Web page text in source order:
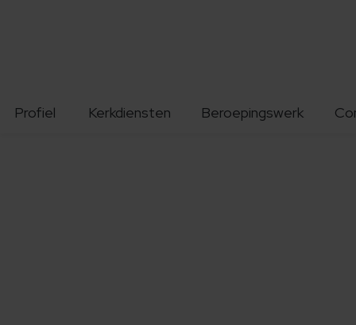
Profiel Kerkdiensten Beroepingswerk